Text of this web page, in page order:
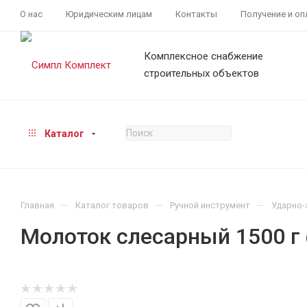
О нас Юридическим лицам Контакты Получение и
Комплексное снабжение
строительных объектов
Каталог
Главная — Каталог товаров — Ручной инструмент —
Молоток слесарный 1500 г